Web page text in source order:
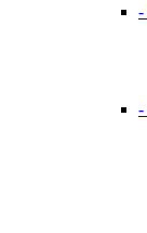
-
-